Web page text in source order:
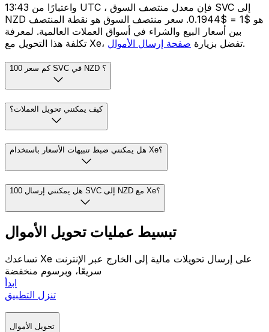
واعتبارًا من 13:43 UTC ، فإن معدل منتصف السوق SVC إلى
NZD هو $1 = $0.1944. سعر منتصف السوق هو نقطة المنتصف
بين أسعار البيع والشراء في أسواق العملات العالمية. لمعرفة
تكلفة هذا التحويل مع Xe، تفضل بزيارة صفحة إرسال الأموال .
كم سعر 100 SVC في NZD ؟
كيف يمكنني تحويل العملات؟
هل يمكنني ضبط تنبيهات الأسعار باستخدام Xe؟
هل يمكنني إرسال 100 SVC إلى NZD مع Xe؟
تبسيط عمليات تحويل الأموال
تساعدك Xe على إرسال تحويلات مالية إلى الخارج عبر الإنترنت
سريعًا، وبرسوم منخفضة
ابدأ
تنزل التطبيق
تحويل الأموال